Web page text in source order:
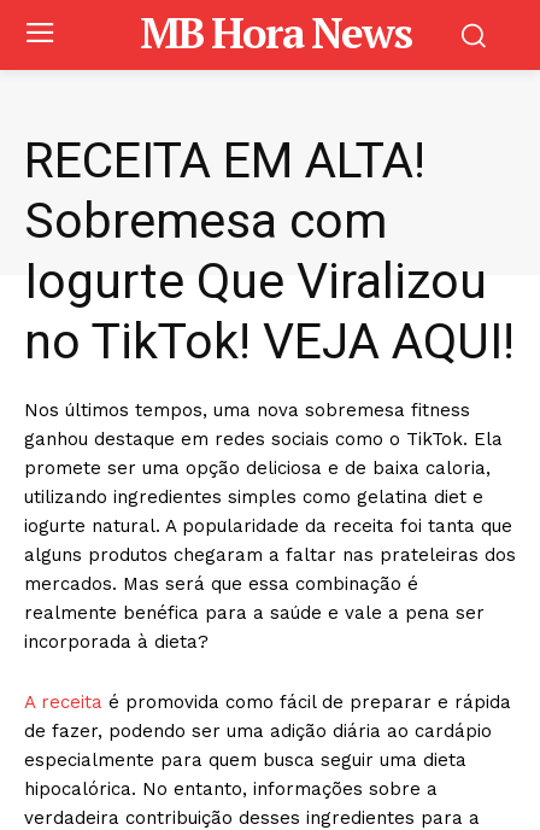
MB Hora News
RECEITA EM ALTA!
Sobremesa com
Iogurte Que Viralizou
no TikTok! VEJA AQUI!
Nos últimos tempos, uma nova sobremesa fitness
ganhou destaque em redes sociais como o TikTok. Ela
promete ser uma opção deliciosa e de baixa caloria,
utilizando ingredientes simples como gelatina diet e
iogurte natural. A popularidade da receita foi tanta que
alguns produtos chegaram a faltar nas prateleiras dos
mercados. Mas será que essa combinação é
realmente benéfica para a saúde e vale a pena ser
incorporada à dieta?
A receita é promovida como fácil de preparar e rápida
de fazer, podendo ser uma adição diária ao cardápio
especialmente para quem busca seguir uma dieta
hipocalórica. No entanto, informações sobre a
verdadeira contribuição desses ingredientes para a